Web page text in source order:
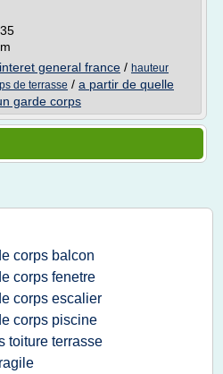
general france / hauteur
de terrasse / a partir de quelle
garde corps
corps balcon
corps fenetre
corps escalier
corps piscine
toiture terrasse